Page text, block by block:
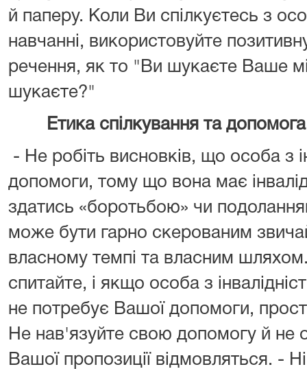
й паперу. Коли Ви спілкуєтесь з
навчанні, використовуйте
речення, як то "Ви шукаєте Ваше
шукаєте?"
Етика спілкування та допомога
- Не робіть висновків, що особа з
допомоги, тому що вона має
здатись «боротьбою» чи
може бути гарно скерованим
власному темпі та власним
спитайте, і якщо особа з
не потребує Вашої допомоги,
Не нав'язуйте свою допомогу й не
Вашої пропозиції відмовляться. -